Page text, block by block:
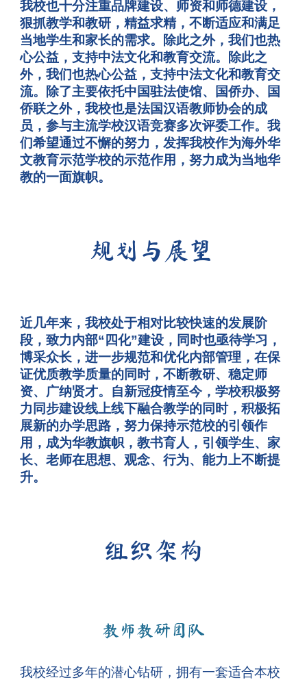
我校也十分注重品牌建设、师资和师德建设，
狠抓教学和教研，精益求精，不断适应和满足
当地学生和家长的需求。除此之外，我们也热
心公益，支持中法文化和教育交流。
除此之
外，我们也热心公益，支持中法文化和教育交
流。
除了主要依托中国驻法使馆、国侨办、国
侨联之外，我校也是法国汉语教师协会的成
员，参与主流学校汉语竞赛多次评委工作。我
们希望通过不懈的努力，发挥我校作为海外华
文教育示范学校的示范作用，努力成为当地华
教的一面旗帜。
规划与展望
近几年来，我校处于相对比较快速的发展阶
段，致力内部“四化”建设，同时也亟待学习，
博采众长，进一步规范和优化内部管理，在保
证优质教学质量的同时，不断教研、稳定师
资、广纳贤才。自新冠疫情至今，学校积极努
力同步建设线上线下融合教学的同时，积极拓
展新的办学思路，努力保持示范校的引领作
用，成为华教旗帜，教书育人，引领学生、家
长、老师在思想、观念、行为、能力上不断提
升。
组织架构
教师教研团队
我校经过多年的潜心钻研，拥有一套适合本校